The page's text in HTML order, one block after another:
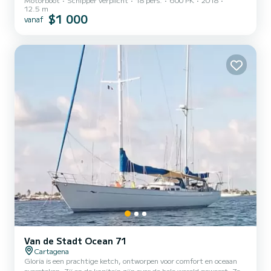
12.5 m
vanaf $1 000
Van de Stadt Ocean 71
Cartagena
Gloria is een prachtige ketch, ontworpen voor comfort en oceaan